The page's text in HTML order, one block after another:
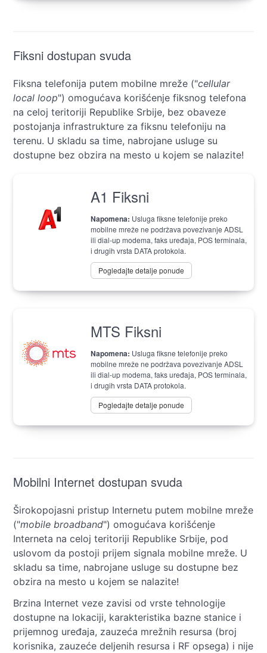
Fiksni dostupan svuda
Fiksna telefonija putem mobilne mreže ("cellular
local loop") omogućava korišćenje fiksnog telefona
na celoj teritoriji Republike Srbije, bez obaveze
postojanja infrastrukture za fiksnu telefoniju na
terenu. U skladu sa time, nabrojane usluge su
dostupne bez obzira na mesto u kojem se nalazite!
A1 Fiksni
Napomena: Usluga fiksne telefonije preko
mobilne mreže ne podržava povezivanje ADSL
ili dial-up modema, faks uređaja, POS terminala,
i drugih vrsta DATA protokola.
Pogledajte detalje ponude
MTS Fiksni
Napomena: Usluga fiksne telefonije preko
mobilne mreže ne podržava povezivanje ADSL
ili dial-up modema, faks uređaja, POS terminala,
i drugih vrsta DATA protokola.
Pogledajte detalje ponude
Mobilni Internet dostupan svuda
Širokopojasni pristup Internetu putem mobilne mreže
("mobile broadband") omogućava korišćenje
Interneta na celoj teritoriji Republike Srbije, pod
uslovom da postoji prijem signala mobilne mreže. U
skladu sa time, nabrojane usluge su dostupne bez
obzira na mesto u kojem se nalazite!
Brzina Internet veze zavisi od vrste tehnologije
dostupne na lokaciji, karakteristika bazne stanice i
prijemnog uređaja, zauzeća mrežnih resursa (broj
korisnika, zauzeće deljenih resursa i RF opsega) i nije